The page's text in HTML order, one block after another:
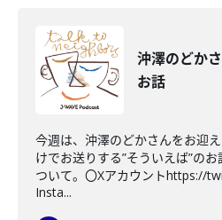
沖澤のどか
お話
今週は、沖澤のどかさんをお迎
けでお送りする”そういえば”の
ついて。〇Xアカウントhttps://
Insta...